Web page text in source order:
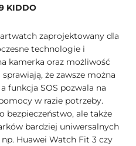
KIDDO
zaprojektowany dla
technologie i
kamerka oraz możliwość
że zawsze można
funkcja SOS pozwala na
w razie potrzeby.
ale także
bardziej uniwersalnych
np. Huawei Watch Fit 3 czy